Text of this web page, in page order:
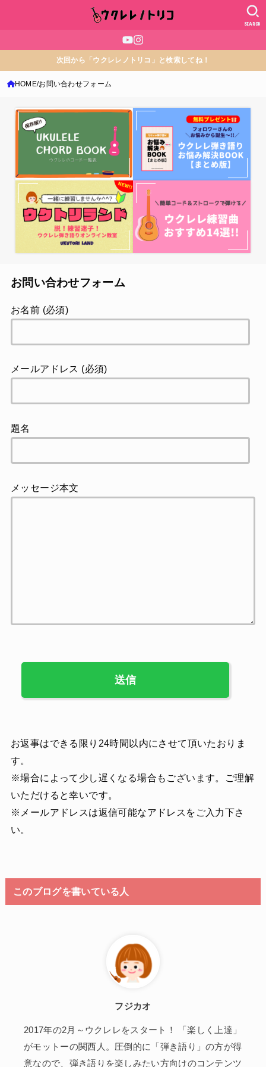
SEARCH
次回から「ウクレレノトリコ」と検索してね！
HOME お問い合わせフォーム
お問い合わせフォーム
お名前 (必須)
メールアドレス (必須)
題名
メッセージ本文
お返事はできる限り24時間以内にさせて頂いたおりま
す。
※場合によって少し遅くなる場合もございます。ご理解
いただけると幸いです。
※メールアドレスは返信可能なアドレスをご入力下さ
い。
このブログを書いている人
フジカオ
2017年の2月～ウクレレをスタート！ 「楽しく上達」
がモットーの関西人。圧倒的に「弾き語り」の方が得
意なので、弾き語りを楽しみたい方向けのコンテンツ